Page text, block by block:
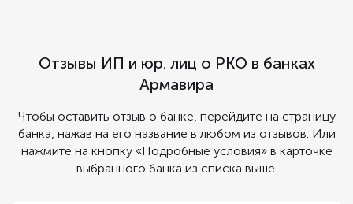
Отзывы ИП и юр. лиц о РКО в банках
Армавира
Чтобы оставить отзыв о банке, перейдите на страницу
банка, нажав на его название в любом из отзывов. Или
нажмите на кнопку «Подробные условия» в карточке
выбранного банка из списка выше.